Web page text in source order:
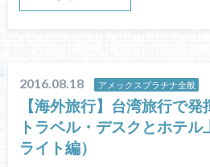
2016.08.18 アメックスプラチナ全般
【海外旅行】台湾旅行で発
トラベル・デスクとホテ
ライト編）